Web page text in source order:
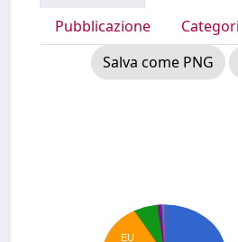
Pubblicazione
Salva come PNG
EU